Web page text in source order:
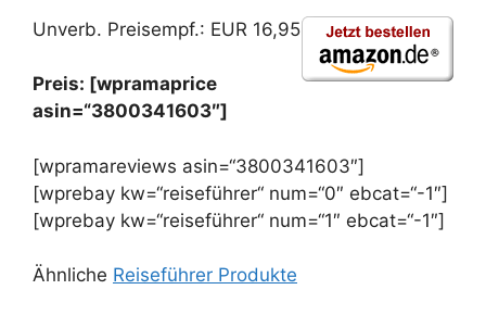
Unverb. Preisempf.: EUR 16,95
Preis: [wpramaprice
asin=“3800341603″]
[wpramareviews asin=“3800341603″]
[wprebay kw=“reiseführer“ num=“0″ ebcat=“-1″]
[wprebay kw=“reiseführer“ num=“1″ ebcat=“-1″]
Ähnliche Reiseführer Produkte